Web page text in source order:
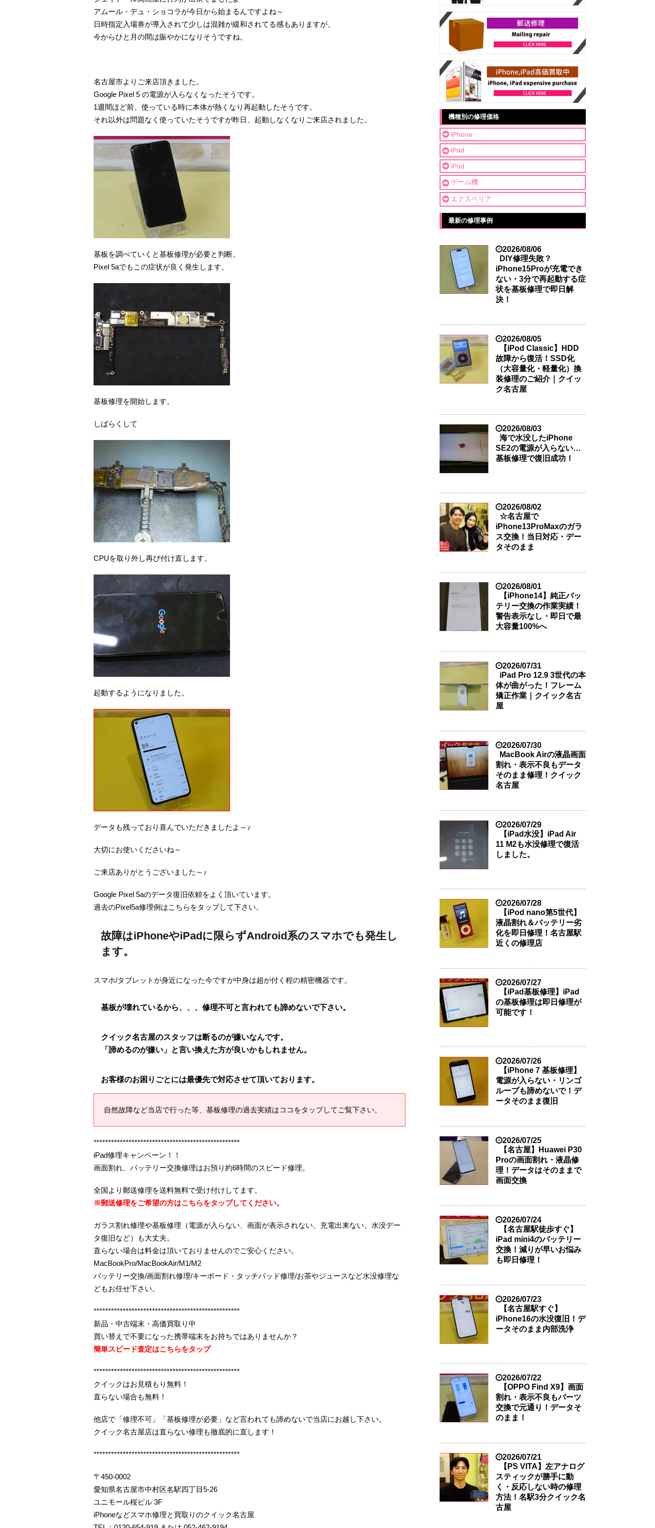
アムール・デュ・ショコラが今日から始まるんですよね～
日時指定入場券が導入されて少しは混雑が緩和されてる感もありますが。
今からひと月の間は賑やかになりそうですね。
名古屋市よりご来店頂きました。
Google Pixel 5 の電源が入らなくなったそうです。
1週間ほど前、使っている時に本体が熱くなり再起動したそうです。
それ以外は問題なく使っていたそうですが昨日、起動しなくなりご来店されました。
基板を調べていくと基板修理が必要と判断。
Pixel 5aでもこの症状が良く発生します。
基板修理を開始します。
しばらくして
CPUを取り外し再び付け直します。
起動するようになりました。
データも残っており喜んでいただきましたよ～♪
大切にお使いくださいね～
ご来店ありがとうございました～♪
Google Pixel 5aのデータ復旧依頼をよく頂いています。
過去のPixel5a修理例はこちらをタップして下さい。
故障はiPhoneやiPadに限らずAndroid系のスマホでも発生し
ます。
スマホ/タブレットが身近になった今ですが中身は超が付く程の精密機器です。
基板が壊れているから、、、修理不可と言われても諦めないで下さい。
クイック名古屋のスタッフは断るのが嫌いなんです。
「諦めるのが嫌い」と言い換えた方が良いかもしれません。
お客様のお困りごとには最優先で対応させて頂いております。
自然故障など当店で行った等、基板修理の過去実績はココをタップしてご覧下さい。
**************************************************
iPad修理キャンペーン！！
画面割れ、バッテリー交換修理はお預り約6時間のスピード修理。
全国より郵送修理を送料無料で受け付けしてます。
※郵送修理をご希望の方はこちらをタップしてください。
ガラス割れ修理や基板修理（電源が入らない、画面が表示されない、充電出来ない、水没デー
タ復旧など）も大丈夫。
直らない場合は料金は頂いておりませんのでご安心ください。
MacBookPro/MacBookAir/M1/M2
バッテリー交換/画面割れ修理/キーボード・タッチパッド修理/お茶やジュースなど水没修理な
どもお任せ下さい。
**************************************************
新品・中古端末・高価買取り中
買い替えで不要になった携帯端末をお持ちではありませんか？
簡単スピード査定はこちらをタップ
**************************************************
クイックはお見積もり無料！
直らない場合も無料！
他店で「修理不可」「基板修理が必要」など言われても諦めないで当店にお越し下さい。
クイック名古屋店は直らない修理も徹底的に直します！
**************************************************
〒450-0002
愛知県名古屋市中村区名駅四丁目5-26
ユニモール桜ビル 3F
iPhoneなどスマホ修理と買取りのクイック名古屋
機種別の修理価格
iPhone
iPad
iPod
ゲーム機
エクスペリア
最新の修理事例
2026/08/06
DIY修理失敗？
iPhone15Proが充電でき
ない・3分で再起動する症
状を基板修理で即日解
決！
2026/08/05
【iPod Classic】HDD
故障から復活！SSD化
（大容量化・軽量化）換
装修理のご紹介｜クイッ
ク名古屋
2026/08/03
海で水没したiPhone
SE2の電源が入らない…
基板修理で復旧成功！
2026/08/02
☆名古屋で
iPhone13ProMaxのガラ
ス交換！当日対応・デー
タそのまま
2026/08/01
【iPhone14】純正バッ
テリー交換の作業実績！
警告表示なし・即日で最
大容量100%へ
2026/07/31
iPad Pro 12.9 3世代の本
体が曲がった！フレーム
矯正作業｜クイック名古
屋
2026/07/30
MacBook Airの液晶画面
割れ・表示不良もデータ
そのまま修理！クイック
名古屋
2026/07/29
【iPad水没】iPad Air
11 M2も水没修理で復活
しました。
2026/07/28
【iPod nano第5世代】
液晶割れ＆バッテリー劣
化を即日修理！名古屋駅
近くの修理店
2026/07/27
【iPad基板修理】iPad
の基板修理は即日修理が
可能です！
2026/07/26
【iPhone 7 基板修理】
電源が入らない・リンゴ
ループも諦めないで！デ
ータそのまま復旧
2026/07/25
【名古屋】Huawei P30
Proの画面割れ・液晶修
理！データはそのままで
画面交換
2026/07/24
【名古屋駅徒歩すぐ】
iPad mini4のバッテリー
交換！減りが早いお悩み
も即日修理！
2026/07/23
【名古屋駅すぐ】
iPhone16の水没復旧！デ
ータそのまま内部洗浄
2026/07/22
【OPPO Find X9】画面
割れ・表示不良もパーツ
交換で元通り！データそ
のまま！
2026/07/21
【PS VITA】左アナログ
スティックが勝手に動
く・反応しない時の修理
方法！名駅3分クイック名
古屋